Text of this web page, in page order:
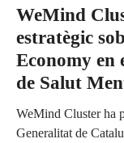
WeMind
estratègic
Economy en
de Salut
WeMind Cluster ha
Generalitat de